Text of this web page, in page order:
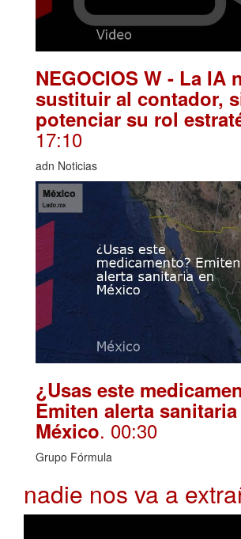
NEGOCIOS W - La IA
sustituir al contador,
potenciar su rol
17:10
adn Noticias
¿Usas este
Emiten alerta sanitaria
México. 00:30
Grupo Fórmula
nadie nos va a